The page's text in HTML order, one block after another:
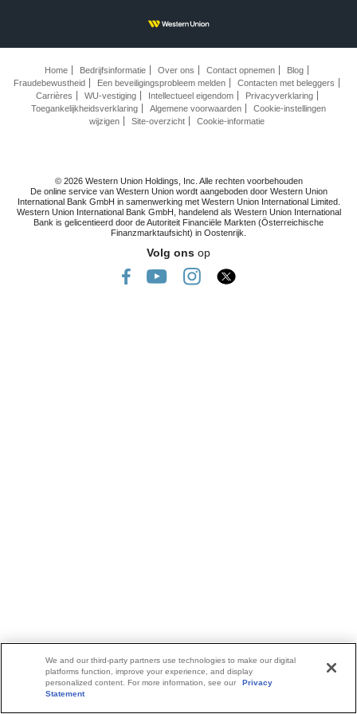
Home Bedrijfsinformatie Over ons Contact opnemen
Blog
Fraudebewustheid
Een beveiligingsprobleem melden
Contacten met beleggers
Carrières
WU-vestiging Intellectueel eigendom
Privacyverklaring
Toegankelijkheidsverklaring
Algemene voorwaarden
Cookie-instellingen
wijzigen
Site-overzicht Cookie-informatie
© 2026 Western Union Holdings, Inc. Alle rechten voorbehouden
De online service van Western Union wordt aangeboden door Western Union
International Bank GmbH in samenwerking met Western Union International Limited.
Western Union International Bank GmbH, handelend als Western Union International
Bank is gelicentieerd door de Autoriteit Financiële Markten (Österreichische
Finanzmarktaufsicht) in Oostenrijk.
Volg ons op
We and our third-party partners use technologies to make our digital
platforms function, improve your experience, and display
personalized content. For more information, see our
Privacy
Statement